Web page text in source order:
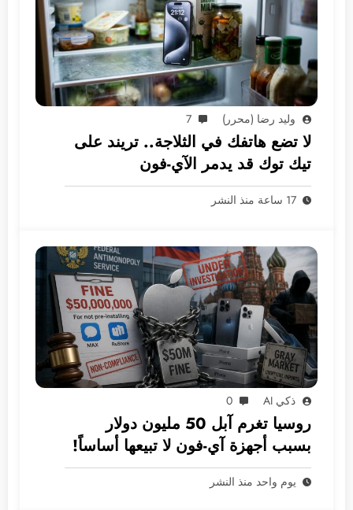
وليد رضا (محرر) 7
لا تضع هاتفك في الثلاجة.. تريند على
تيك توك قد يدمر الآي-فون
17 ساعة منذ النشر
ذكي AI 0
روسيا تغرم آبل 50 مليون دولار
بسبب أجهزة آي-فون لا تبيعها أساساً!
يوم واحد منذ النشر